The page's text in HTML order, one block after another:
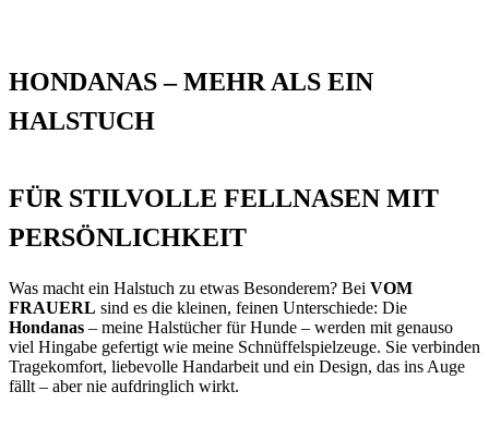
HONDANAS – MEHR ALS EIN
HALSTUCH
FÜR STILVOLLE FELLNASEN MIT
PERSÖNLICHKEIT
Was macht ein Halstuch zu etwas Besonderem? Bei VOM
FRAUERL sind es die kleinen, feinen Unterschiede: Die
Hondanas – meine Halstücher für Hunde – werden mit genauso
viel Hingabe gefertigt wie meine Schnüffelspielzeuge. Sie verbinden
Tragekomfort, liebevolle Handarbeit und ein Design, das ins Auge
fällt – aber nie aufdringlich wirkt.